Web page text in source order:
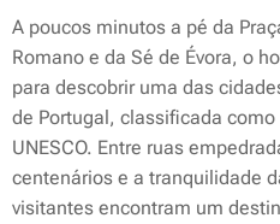
A poucos minutos a pé da
Romano e da Sé de Évora, o
para descobrir uma das
de Portugal, classificada
UNESCO. Entre ruas
centenários e a tranquilidade
visitantes encontram um